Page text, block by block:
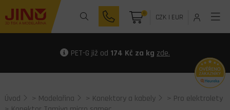
0 CZK| EUR
PET-G již od 174 Kč za kg zde.
Úvod > Modelařina > Konektory a kabely > Pro elektrolety